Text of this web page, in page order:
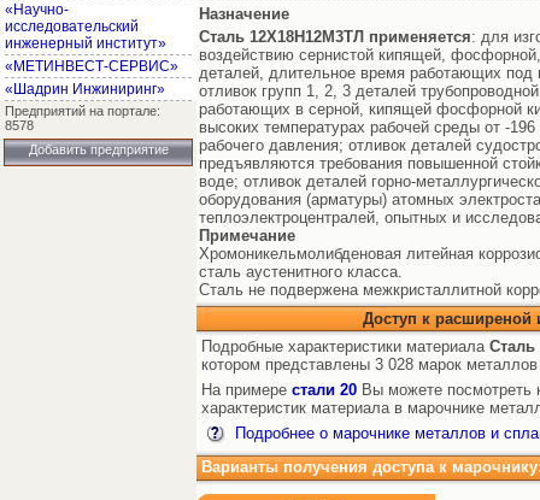
«Научно-
исследовательский
инженерный институт»
«МЕТИНВЕСТ-СЕРВИС»
«Шадрин Инжиниринг»
Предприятий на портале:
8578
Добавить предприятие
Назначение
Сталь 12Х18Н12М3ТЛ применяется: для
воздействию сернистой кипящей,
деталей, длительное время работающих под
отливок групп 1, 2, 3 деталей
работающих в серной, кипящей фосфорной
высоких температурах рабочей среды от -
рабочего давления; отливок деталей
предъявляются требования повышенной
воде; отливок деталей горно-
оборудования (арматуры) атомных
теплоэлектроцентралей, опытных и
Примечание
Хромоникельмолибденовая литейная
сталь аустенитного класса.
Сталь не подвержена межкристаллитной
Доступ к
Подробные характеристики материала
котором представлены 3 028 марок
На примере стали 20 Вы можете посмотреть
характеристик материала в марочнике
Подробнее о марочнике металлов и
Варианты получения доступа к